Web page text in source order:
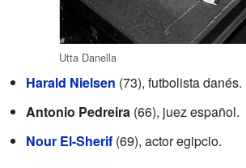
Utta Danella
Harald Nielsen (73), futbolista danés.
Antonio Pedreira (66), juez español.
Nour El-Sherif (69), actor egipcio.